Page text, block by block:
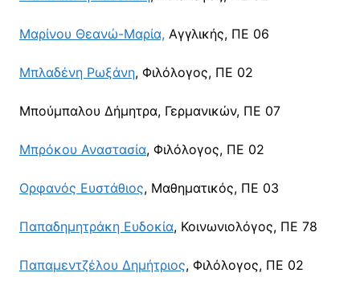
Μαρίνου Θεανώ-Μαρία, Αγγλικής, ΠΕ 06
Μπλαδένη Ρωξάνη, Φιλόλογος, ΠΕ 02
Μπούμπαλου Δήμητρα, Γερμανικών, ΠΕ 07
Μπρόκου Αναστασία, Φιλόλογος, ΠΕ 02
Ορφανός Ευστάθιος, Μαθηματικός, ΠΕ 03
Παπαδημητράκη Ευδοκία, Κοινωνιολόγος, ΠΕ 78
Παπαμεντζέλου Δημήτριος, Φιλόλογος, ΠΕ 02